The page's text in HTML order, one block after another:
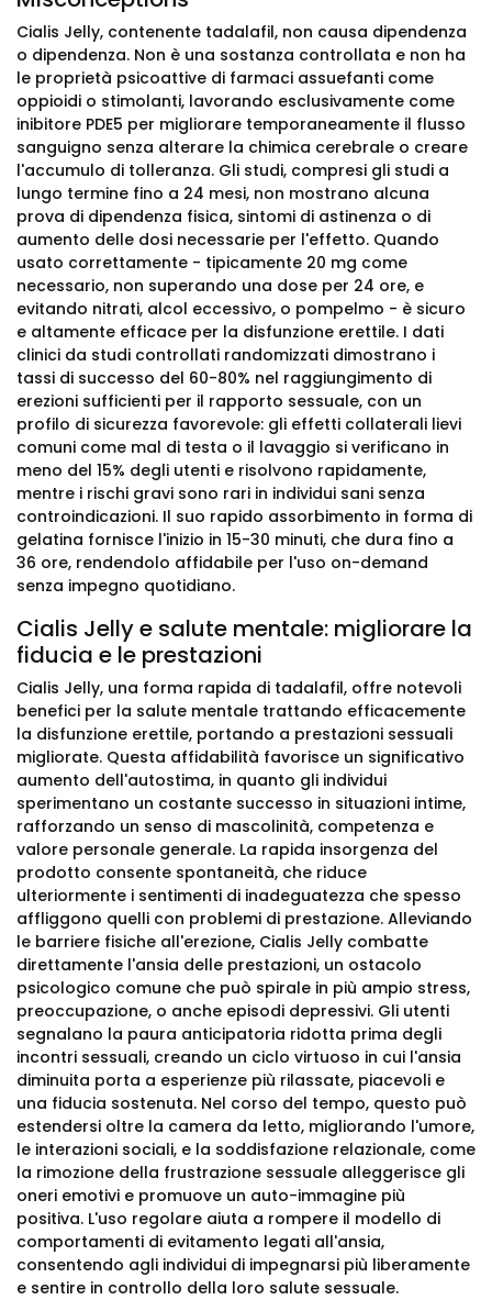
Cialis Jelly, contenente tadalafil, non causa dipendenza
o dipendenza. Non è una sostanza controllata e non ha
le proprietà psicoattive di farmaci assuefanti come
oppioidi o stimolanti, lavorando esclusivamente come
inibitore PDE5 per migliorare temporaneamente il flusso
sanguigno senza alterare la chimica cerebrale o creare
l'accumulo di tolleranza. Gli studi, compresi gli studi a
lungo termine fino a 24 mesi, non mostrano alcuna
prova di dipendenza fisica, sintomi di astinenza o di
aumento delle dosi necessarie per l'effetto. Quando
usato correttamente - tipicamente 20 mg come
necessario, non superando una dose per 24 ore, e
evitando nitrati, alcol eccessivo, o pompelmo - è sicuro
e altamente efficace per la disfunzione erettile. I dati
clinici da studi controllati randomizzati dimostrano i
tassi di successo del 60-80% nel raggiungimento di
erezioni sufficienti per il rapporto sessuale, con un
profilo di sicurezza favorevole: gli effetti collaterali lievi
comuni come mal di testa o il lavaggio si verificano in
meno del 15% degli utenti e risolvono rapidamente,
mentre i rischi gravi sono rari in individui sani senza
controindicazioni. Il suo rapido assorbimento in forma di
gelatina fornisce l'inizio in 15-30 minuti, che dura fino a
36 ore, rendendolo affidabile per l'uso on-demand
senza impegno quotidiano.
Cialis Jelly e salute mentale: migliorare la
fiducia e le prestazioni
Cialis Jelly, una forma rapida di tadalafil, offre notevoli
benefici per la salute mentale trattando efficacemente
la disfunzione erettile, portando a prestazioni sessuali
migliorate. Questa affidabilità favorisce un significativo
aumento dell'autostima, in quanto gli individui
sperimentano un costante successo in situazioni intime,
rafforzando un senso di mascolinità, competenza e
valore personale generale. La rapida insorgenza del
prodotto consente spontaneità, che riduce
ulteriormente i sentimenti di inadeguatezza che spesso
affliggono quelli con problemi di prestazione. Alleviando
le barriere fisiche all'erezione, Cialis Jelly combatte
direttamente l'ansia delle prestazioni, un ostacolo
psicologico comune che può spirale in più ampio stress,
preoccupazione, o anche episodi depressivi. Gli utenti
segnalano la paura anticipatoria ridotta prima degli
incontri sessuali, creando un ciclo virtuoso in cui l'ansia
diminuita porta a esperienze più rilassate, piacevoli e
una fiducia sostenuta. Nel corso del tempo, questo può
estendersi oltre la camera da letto, migliorando l'umore,
le interazioni sociali, e la soddisfazione relazionale, come
la rimozione della frustrazione sessuale alleggerisce gli
oneri emotivi e promuove un auto-immagine più
positiva. L'uso regolare aiuta a rompere il modello di
comportamenti di evitamento legati all'ansia,
consentendo agli individui di impegnarsi più liberamente
e sentire in controllo della loro salute sessuale.